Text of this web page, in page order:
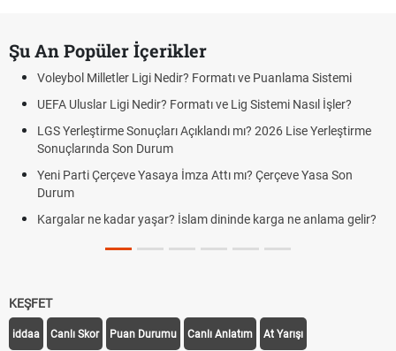
Şu An Popüler İçerikler
Voleybol Milletler Ligi Nedir? Formatı ve Puanlama Sistemi
UEFA Uluslar Ligi Nedir? Formatı ve Lig Sistemi Nasıl İşler?
LGS Yerleştirme Sonuçları Açıklandı mı? 2026 Lise Yerleştirme
Sonuçlarında Son Durum
Yeni Parti Çerçeve Yasaya İmza Attı mı? Çerçeve Yasa Son
Durum
Kargalar ne kadar yaşar? İslam dininde karga ne anlama gelir?
KEŞFET
iddaa Canlı Skor Puan Durumu Canlı Anlatım At Yarışı